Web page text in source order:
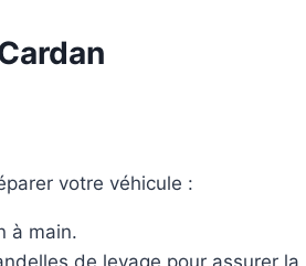
votre véhicule :
à main.